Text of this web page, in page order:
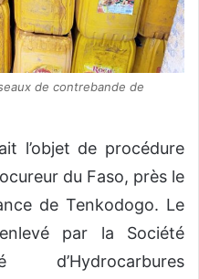
de contrebande de
l’objet de procédure
du Faso, près le
de Tenkodogo. Le
par la Société
d’Hydrocarbures